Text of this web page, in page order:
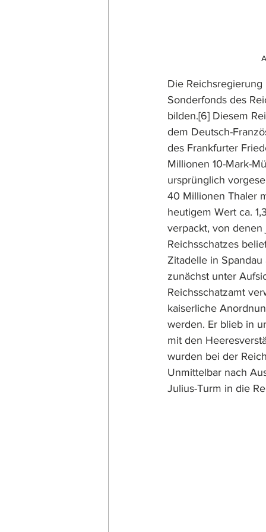
Die
Sonderfonds des
bilden.[6] Diesem
dem Deutsch-
des Frankfurter
Millionen 10-Mark-
ursprünglich
40 Millionen Thaler
heutigem Wert ca.
verpackt, von
Reichsschatzes
Zitadelle in
zunächst unter
Reichsschatzamt
kaiserliche
werden. Er blieb in
mit den
wurden bei der
Unmittelbar nach
Julius-Turm in die